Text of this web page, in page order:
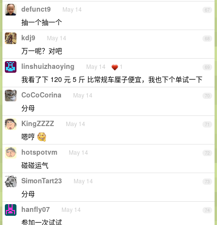
67
defunct9 May 14
抽一个抽一个
68
kdj9 May 14
万一呢？对吧
69
linshuizhaoying May 14 1
我看了下 120 元 5 斤 比常规车厘子便宜，我也下个单试一下
70
CoCoCorina May 14
分母
71
KingZZZZ May 14
嗯哼
72
hotspotvm May 14
碰碰运气
73
SimonTart23 May 14
分母
74
hanfly07 May 14
参加一次试试